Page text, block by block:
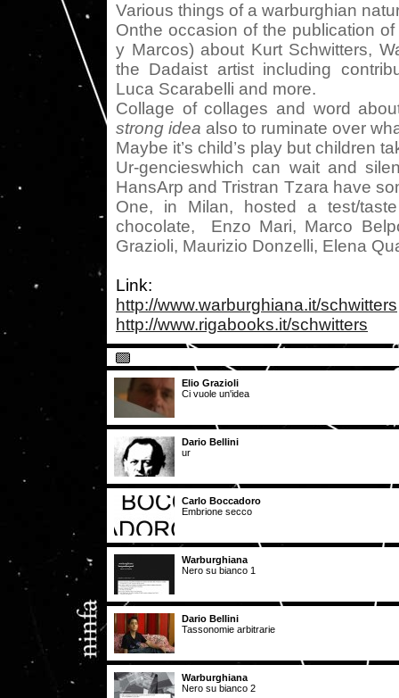
Various things of a warburghian
Onthe occasion of the publication
y Marcos) about Kurt Schwitters,
the Dadaist artist including
Luca Scarabelli and more.
Collage of collages and word
strong idea also to ruminate over
Maybe it’s child’s play but children
Ur-gencieswhich can wait and
HansArp and Tristran Tzara have
One, in Milan, hosted a test/
chocolate, Enzo Mari, Marco
Grazioli, Maurizio Donzelli, Elena
Link:
http://www.warburghiana.it/schwitters
http://www.rigabooks.it/schwitters
Elio Grazioli
Ci vuole un'idea
Dario Bellini
ur
Carlo Boccadoro
Embrione secco
Warburghiana
Nero su bianco 1
Dario Bellini
Tassonomie arbitrarie
Warburghiana
Nero su bianco 2